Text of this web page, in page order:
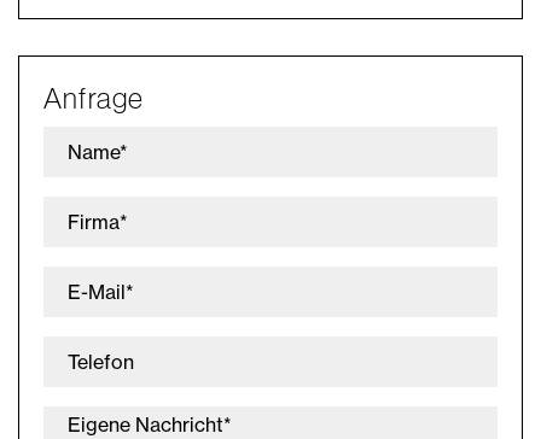
Anfrage
Name*
Firma*
E-Mail*
Telefon
Eigene Nachricht*